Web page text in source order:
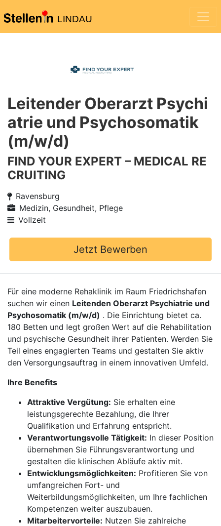
LINDAU
Leitender Oberarzt Psychi
atrie und Psychosomatik
(m/w/d)
FIND YOUR EXPERT – MEDICAL RE
CRUITING
Ravensburg
Medizin, Gesundheit, Pflege
Vollzeit
Jetzt Bewerben
Für eine moderne Rehaklinik im Raum Friedrichshafen
suchen wir einen Leitenden Oberarzt Psychiatrie und
Psychosomatik (m/w/d) . Die Einrichtung bietet ca.
180 Betten und legt großen Wert auf die Rehabilitation
und psychische Gesundheit ihrer Patienten. Werden Sie
Teil eines engagierten Teams und gestalten Sie aktiv
den Versorgungsauftrag in einem innovativen Umfeld.
Ihre Benefits
Attraktive Vergütung: Sie erhalten eine
leistungsgerechte Bezahlung, die Ihrer
Qualifikation und Erfahrung entspricht.
Verantwortungsvolle Tätigkeit: In dieser Position
übernehmen Sie Führungsverantwortung und
gestalten die klinischen Abläufe aktiv mit.
Entwicklungsmöglichkeiten: Profitieren Sie von
umfangreichen Fort- und
Weiterbildungsmöglichkeiten, um Ihre fachlichen
Kompetenzen weiter auszubauen.
Mitarbeitervorteile: Nutzen Sie zahlreiche